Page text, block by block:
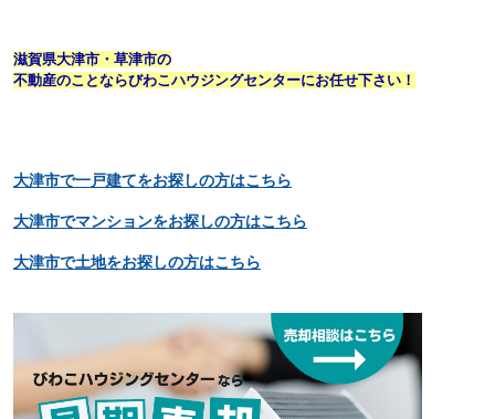
滋賀県大津市・草津市の
不動産のことならびわこハウジングセンターにお任せ下さい！
大津市で一戸建てをお探しの方はこちら
大津市でマンションをお探しの方はこちら
大津市で土地をお探しの方はこちら